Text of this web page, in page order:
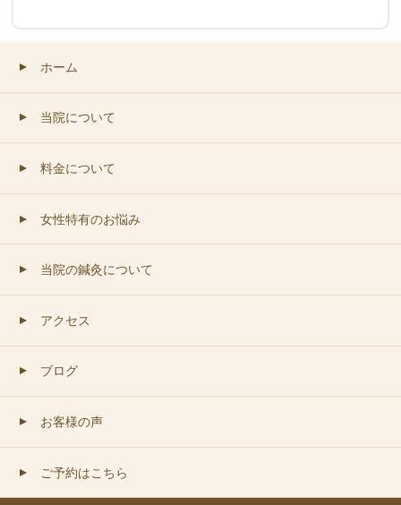
▲ ホーム
▲ 当院について
▲ 料金について
▲ 女性特有のお悩み
▲ 当院の鍼灸について
▲ アクセス
▲ ブログ
▲ お客様の声
▲ ご予約はこちら